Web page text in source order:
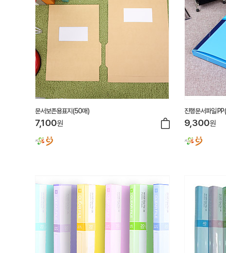
문서보존용표지(50매)
7,100원
진행문서파일
9,300원